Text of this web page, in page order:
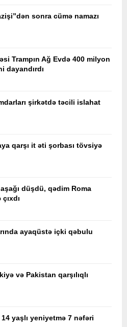
sonra cümə namazı
Trampın Ağ Evdə 400 milyon
dayandırdı
şirkətdə təcili islahat
qarşı it əti şorbası tövsiyə
düşdü, qədim Roma
ayaqüstə içki qəbulu
və Pakistan qarşılıqlı
yaşlı yeniyetmə 7 nəfəri